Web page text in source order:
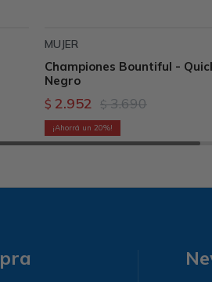
MUJER
Championes Bountiful -
Negro
$ 2.952 $ 3.690
20